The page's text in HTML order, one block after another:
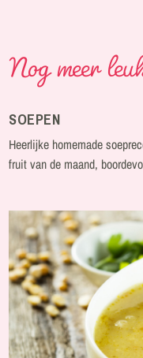
Nog meer
SOEPEN
Heerlijke homemade
fruit van de maand,